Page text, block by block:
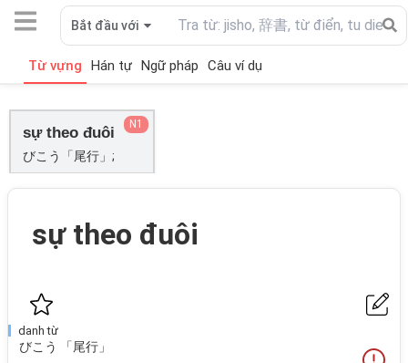
Bắt đầu với
Từ vựng Hán tự Ngữ pháp Câu ví dụ
sự theo đuôi
びこう「尾行」;
N1
sự theo đuôi
danh từ
びこう 「尾行」